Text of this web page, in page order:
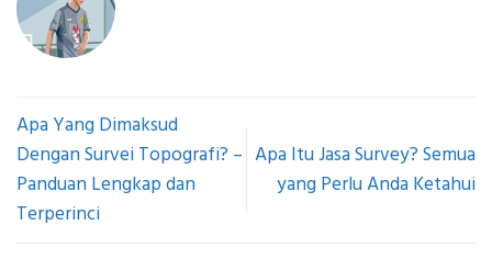
Apa Yang Dimaksud
Dengan Survei Topografi? –
Panduan Lengkap dan
Terperinci
Apa Itu Jasa Survey? Semua
yang Perlu Anda Ketahui